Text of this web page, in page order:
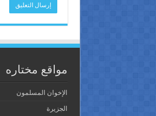
مواقع مختاره
الإخوان المسلمون
الجزيرة